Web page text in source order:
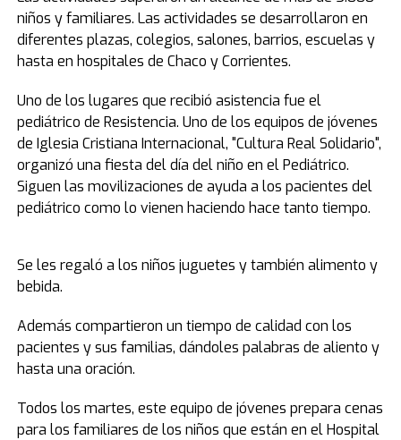
niños y familiares. Las actividades se desarrollaron en
diferentes plazas, colegios, salones, barrios, escuelas y
hasta en hospitales de Chaco y Corrientes.
Uno de los lugares que recibió asistencia fue el
pediátrico de Resistencia. Uno de los equipos de jóvenes
de Iglesia Cristiana Internacional, "Cultura Real Solidario",
organizó una fiesta del día del niño en el Pediátrico.
Siguen las movilizaciones de ayuda a los pacientes del
pediátrico como lo vienen haciendo hace tanto tiempo.
Se les regaló a los niños juguetes y también alimento y
bebida.
Además compartieron un tiempo de calidad con los
pacientes y sus familias, dándoles palabras de aliento y
hasta una oración.
Todos los martes, este equipo de jóvenes prepara cenas
para los familiares de los niños que están en el Hospital